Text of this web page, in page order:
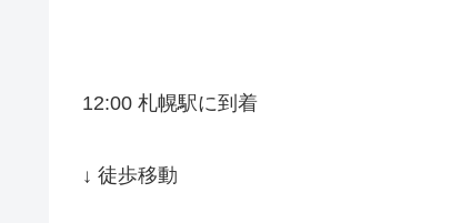
12:00 札幌駅に到着
↓ 徒歩移動